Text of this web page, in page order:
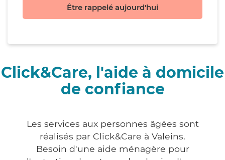
Être rappelé aujourd'hui
Click&Care, l'aide à domicile
de confiance
Les services aux personnes âgées sont
réalisés par Click&Care à Valeins.
Besoin d'une aide ménagère pour